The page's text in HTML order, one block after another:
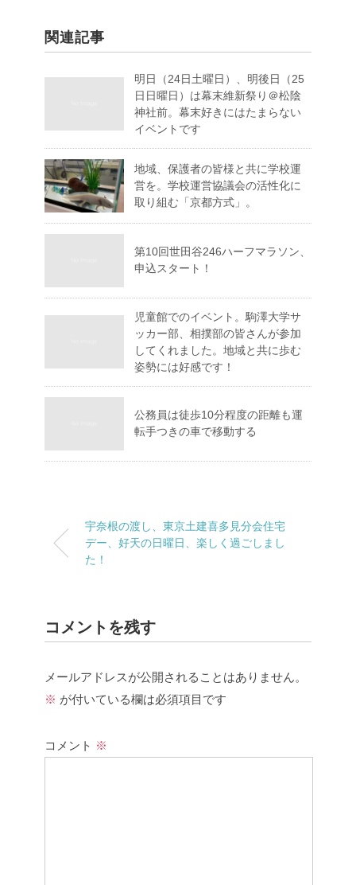
関連記事
明日（24日土曜日）、明後日（25
日日曜日）は幕末維新祭り＠松陰
神社前。幕末好きにはたまらない
イベントです
地域、保護者の皆様と共に学校運
営を。学校運営協議会の活性化に
取り組む「京都方式」。
第10回世田谷246ハーフマラソン、
申込スタート！
児童館でのイベント。駒澤大学サ
ッカー部、相撲部の皆さんが参加
してくれました。地域と共に歩む
姿勢には好感です！
公務員は徒歩10分程度の距離も運
転手つきの車で移動する
宇奈根の渡し、東京土建喜多見分会住宅
デー、好天の日曜日、楽しく過ごしまし
た！
コメントを残す
メールアドレスが公開されることはありません。
※ が付いている欄は必須項目です
コメント ※